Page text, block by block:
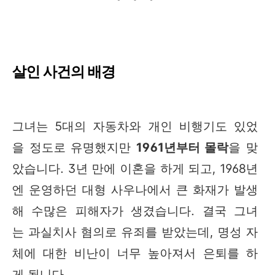
살인 사건의 배경
그녀는 5대의 자동차와 개인 비행기도 있었
을 정도로 유명했지만 1961년부터 몰락을 맞
았습니다. 3년 만에 이혼을 하게 되고, 1968년
엔 운영하던 대형 사우나에서 큰 화재가 발생
해 수많은 피해자가 생겼습니다. 결국 그녀
는 과실치사 혐의로 유죄를 받았는데, 명성 자
체에 대한 비난이 너무 높아져서 은퇴를 하